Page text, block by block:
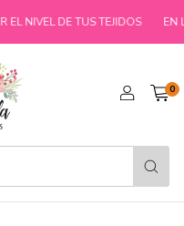
NIVEL DE TUS TEJIDOS EN
0